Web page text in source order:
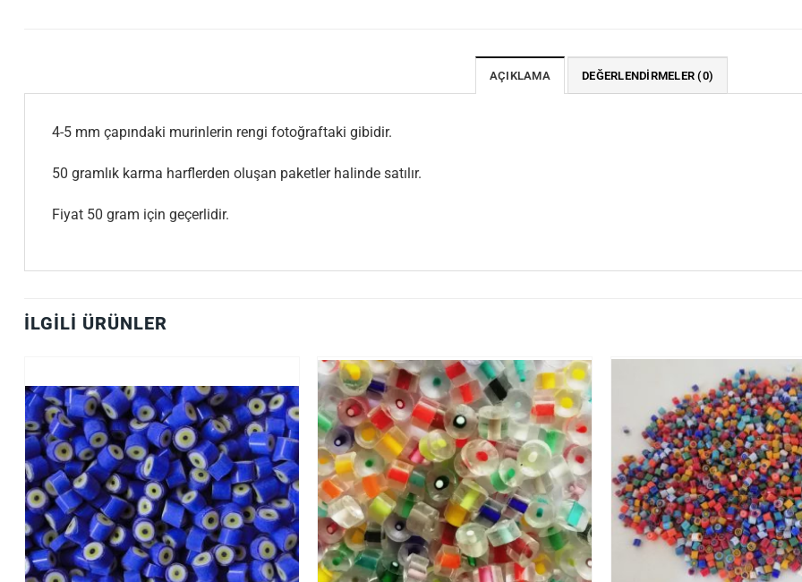
AÇIKLAMA DEĞERLENDIRMELER (0)
4-5 mm çapındaki murinlerin rengi fotoğraftaki gibidir.
50 gramlık karma harflerden oluşan paketler halinde satılır.
Fiyat 50 gram için geçerlidir.
İLGILI ÜRÜNLER